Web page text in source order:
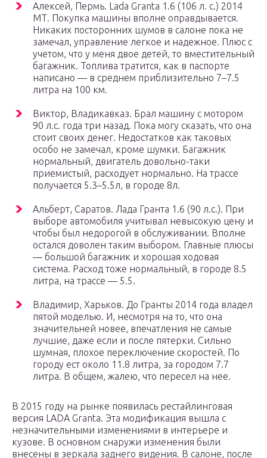
Алексей, Пермь. Lada Granta 1.6 (106 л. с.) 2014
МТ. Покупка машины вполне оправдывается.
Никаких посторонних шумов в салоне пока не
замечал, управление легкое и надежное. Плюс с
учетом, что у меня двое детей, то вместительный
багажник. Топлива тратится, как в паспорте
написано — в среднем приблизительно 7–7.5
литра на 100 км.
Виктор, Владикавказ. Брал машину с мотором
90 л.с. года три назад. Пока могу сказать, что она
стоит своих денег. Недостатков как таковых
особо не замечал, кроме шумки. Багажник
нормальный, двигатель довольно-таки
приемистый, расходует нормально. На трассе
получается 5.3–5.5л, в городе 8л.
Альберт, Саратов. Лада Гранта 1.6 (90 л.с.). При
выборе автомобиля учитывал невысокую цену и
чтобы был недорогой в обслуживании. Вполне
остался доволен таким выбором. Главные плюсы
— большой багажник и хорошая ходовая
система. Расход тоже нормальный, в городе 8.5
литра, на трассе — 5.5.
Владимир, Харьков. До Гранты 2014 года владел
пятой моделью. И, несмотря на то, что она
значительней новее, впечатления не самые
лучшие, даже если и после пятерки. Сильно
шумная, плохое переключение скоростей. По
городу ест около 11.8 литра, за городом 7.7
литра. В общем, жалею, что пересел на нее.
В 2015 году на рынке появилась рестайлинговая
версия LADA Granta. Эта модификация вышла с
незначительными изменениями в интерьере и
кузове. В основном снаружи изменения были
внесены в зеркала заднего видения. В салоне, после